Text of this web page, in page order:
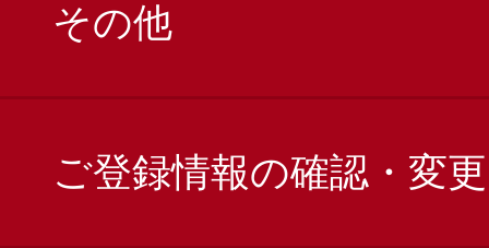
その他
ご登録情報の確認・変更